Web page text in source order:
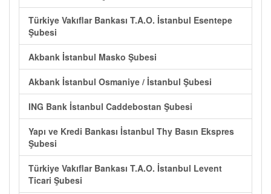
Türkiye Vakıflar Bankası T.A.O. İstanbul Esentepe
Şubesi
Akbank İstanbul Masko Şubesi
Akbank İstanbul Osmaniye / İstanbul Şubesi
ING Bank İstanbul Caddebostan Şubesi
Yapı ve Kredi Bankası İstanbul Thy Basın Ekspres
Şubesi
Türkiye Vakıflar Bankası T.A.O. İstanbul Levent
Ticari Şubesi